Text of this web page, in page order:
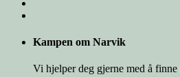
Kampen om Narvik
Vi hjelper deg gjerne med å